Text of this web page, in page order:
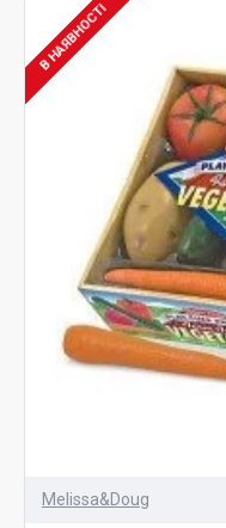
Психологи вважають,
впливають на
емоцій, тривожного
часом у вирішенні
А ще спільні ігри з
вивчити особливості
розвитку.
Як працює «пісочна
Малята часто не
власне світу з піску,
В НАЯВНОСТІ
Melissa&Doug